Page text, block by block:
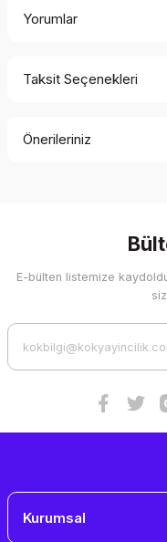
Yorumlar
Taksit Seçenekleri
Önerileriniz
Görüş ve önerileriniz
Ürün resmi kalitesiz,
E-bülten listemize
Kurumsal